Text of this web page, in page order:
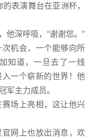
表演舞台在亚洲杯，
他深呼吸，“谢谢您。”
机会，一个能够向所
知道，一旦去了一线
一个崭新的世界！他
军主力成员。
场上亮相，这让他兴
网上也放出消息，欢